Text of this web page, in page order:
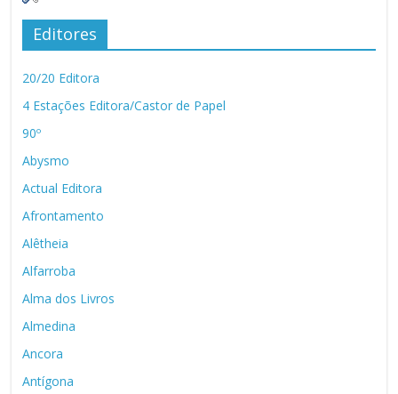
Editores
20/20 Editora
4 Estações Editora/Castor de Papel
90º
Abysmo
Actual Editora
Afrontamento
Alêtheia
Alfarroba
Alma dos Livros
Almedina
Ancora
Antígona